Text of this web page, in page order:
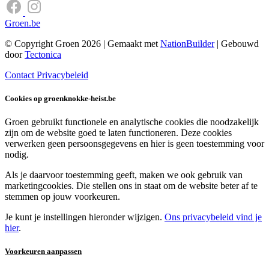
Groen.be
© Copyright Groen 2026 | Gemaakt met NationBuilder| Gebouwd
doorTectonica
Contact Privacybeleid
Cookies op groenknokke-heist.be
Groen gebruikt functionele en analytische cookies die noodzakelijk
zijn om de website goed te laten functioneren. Deze cookies
verwerken geen persoonsgegevens en hier is geen toestemming voor
nodig.
Als je daarvoor toestemming geeft, maken we ook gebruik van
marketingcookies. Die stellen ons in staat om de website beter af te
stemmen op jouw voorkeuren.
Je kunt je instellingen hieronder wijzigen. Ons privacybeleid vind je
hier.
Voorkeuren aanpassen